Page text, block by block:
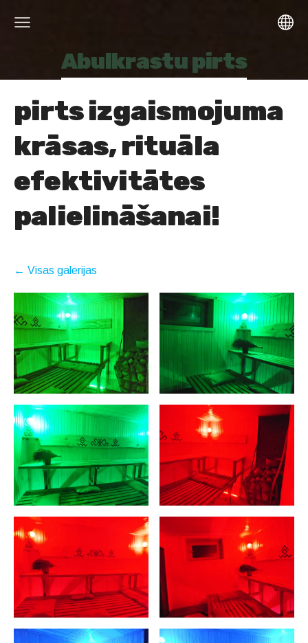
Abulkrastu pirts
pirts izgaismojuma
krāsas, rituāla
efektivitātes
palielināšanai!
Visas galerijas